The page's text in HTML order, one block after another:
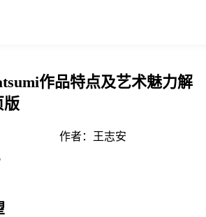
作品特点及艺术魅力解
版
作者：
王志安